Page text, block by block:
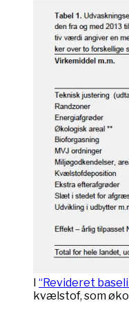
I “Revideret
kvælstof, som